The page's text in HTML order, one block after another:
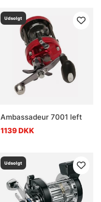
Udsolgt
Ambassadeur 7001 left
1139 DKK
Udsolgt